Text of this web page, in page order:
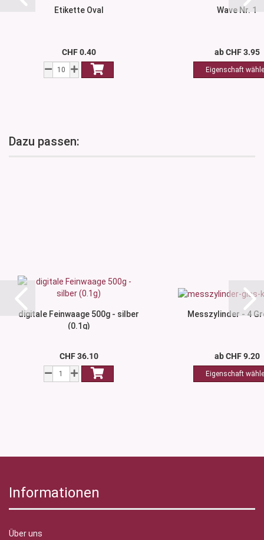
Etikette Oval
CHF 0.40
Wave Nr. 1
ab CHF 3.95
Dazu passen:
digitale Feinwaage 500g - silber
(0.1g)
CHF 36.10
Messzylinder - 4
ab CHF 9.20
Informationen
Über uns